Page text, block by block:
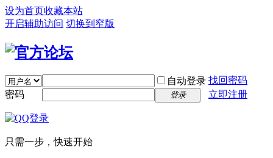
设为首页收藏本站
开启辅助访问 切换到窄版
自动登录 找回密码
密码
登录 立即注册
只需一步，快速开始